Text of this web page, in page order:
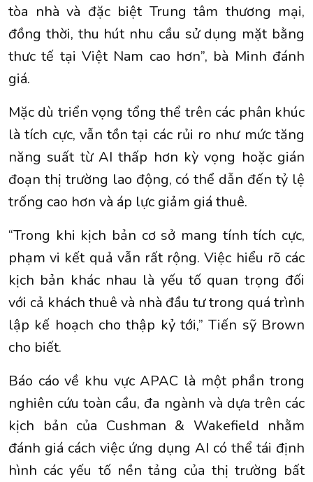
tòa nhà và đặc biệt Trung tâm thương mại,
đồng thời, thu hút nhu cầu sử dụng mặt bằng
thưc tế tại Việt Nam cao hơn”, bà Minh đánh
giá.
Mặc dù triển vọng tổng thể trên các phân khúc
là tích cực, vẫn tồn tại các rủi ro như mức tăng
năng suất từ AI thấp hơn kỳ vọng hoặc gián
đoạn thị trường lao động, có thể dẫn đến tỷ lệ
trống cao hơn và áp lực giảm giá thuê.
“Trong khi kịch bản cơ sở mang tính tích cực,
phạm vi kết quả vẫn rất rộng. Việc hiểu rõ các
kịch bản khác nhau là yếu tố quan trọng đối
với cả khách thuê và nhà đầu tư trong quá trình
lập kế hoạch cho thập kỷ tới,” Tiến sỹ Brown
cho biết.
Báo cáo về khu vực APAC là một phần trong
nghiên cứu toàn cầu, đa ngành và dựa trên các
kịch bản của Cushman & Wakefield nhằm
đánh giá cách việc ứng dụng AI có thể tái định
hình các yếu tố nền tảng của thị trường bất